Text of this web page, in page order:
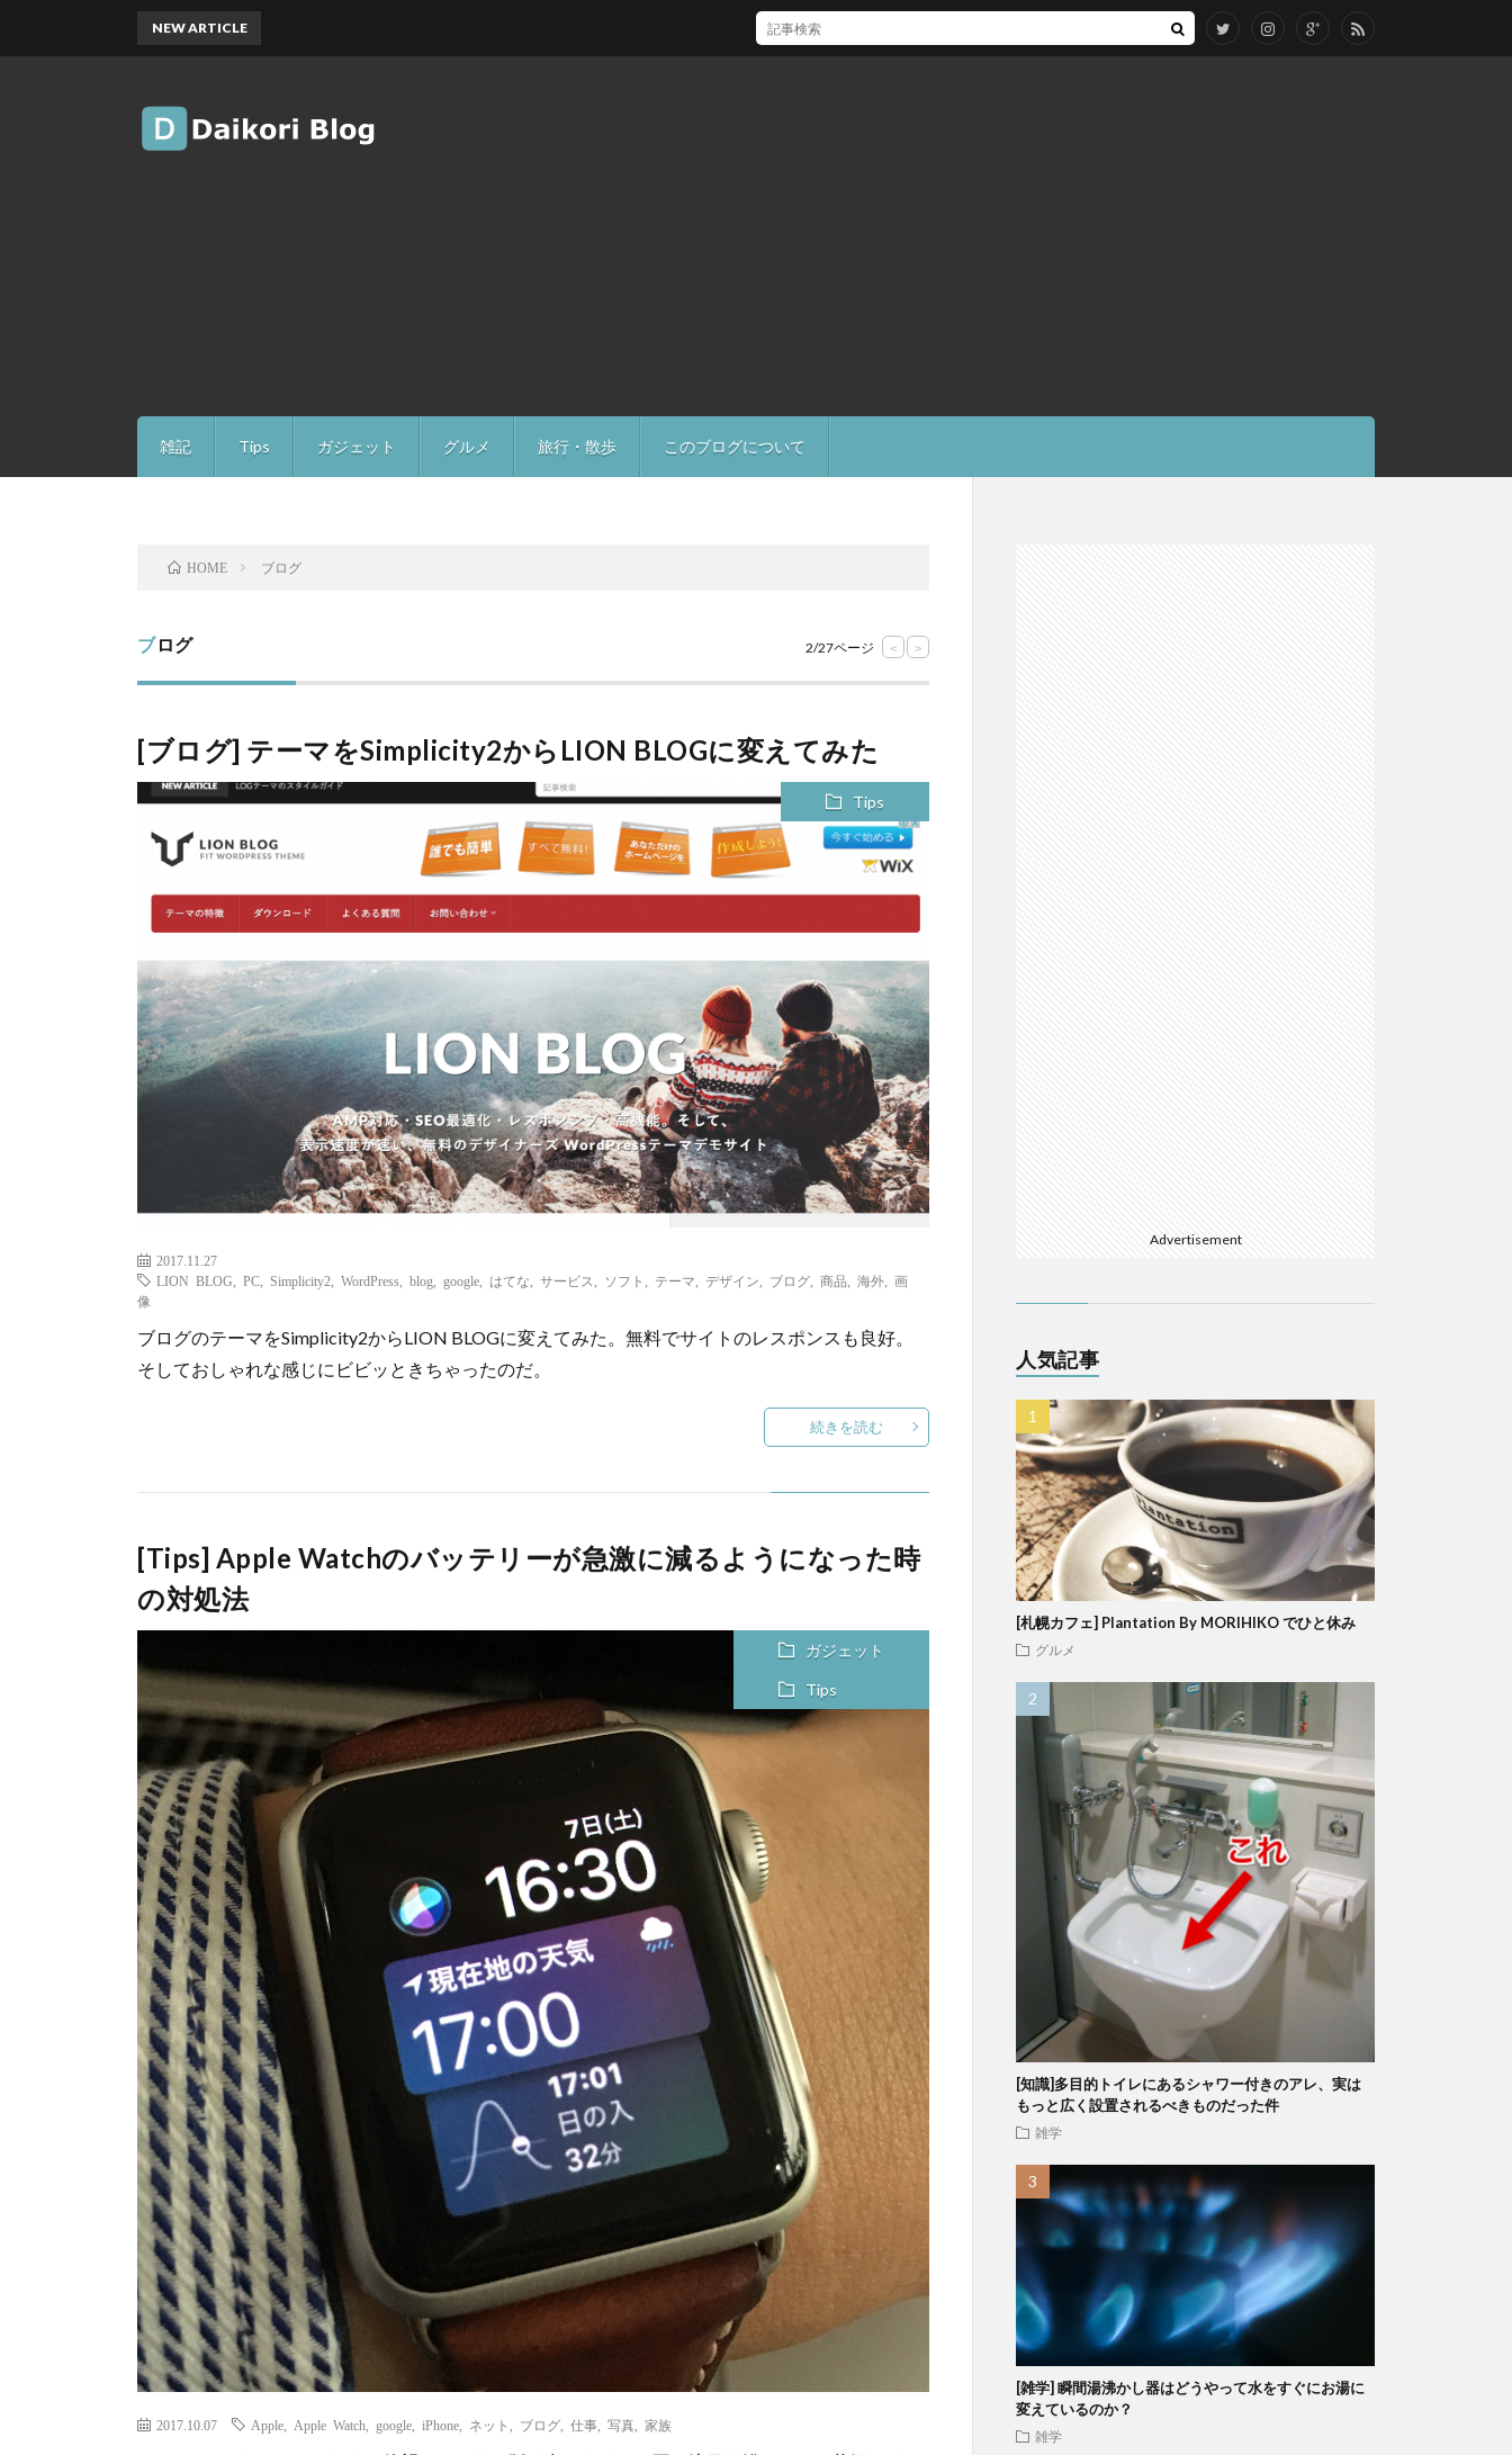
雑記 Tips ガジェット グルメ 旅行・散歩 このブログについて
NEW ARTICLE [Mac]Mac mini M1 がいい感じ
HOME ブログ
ブログ 2/27ページ < >
[ブログ] テーマをSimplicity2からLION BLOGに変えてみた
Tips
2017.11.27
LION BLOG
PC Simplicity2 WordPress blog google はてな サービス ソフト テーマ デザイン ブログ 商品 海外
画
像
ブログのテーマをSimplicity2からLION BLOGに変えてみた。無料でサイトのレスポンスも良好。
そしておしゃれな感じにビビッときちゃったのだ。
続きを読む
[Tips] Apple Watchのバッテリーが急激に減るようになった時
の対処法
ガジェット
Tips
2017.10.07 Apple Apple Watch google iPhone ネット ブログ 仕事 写真 家族
Advertisement
人気記事
[札幌カフェ] Plantation By MORIHIKO でひと休み
グルメ
[知識]多目的トイレにあるシャワー付きのアレ、実は
もっと広く設置されるべきものだった件
雑学
[雑学] 瞬間湯沸かし器はどうやって水をすぐにお湯に
変えているのか？
雑学